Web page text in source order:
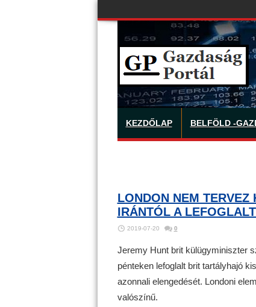
KEZDŐLAP BELFÖLD -
LONDON NEM TERVEZ
IRÁNTÓL A
2019-07-20 0
Jeremy Hunt brit külügyminiszter
pénteken lefoglalt brit tartályhajó
azonnali elengedését. Londoni
valószínű.